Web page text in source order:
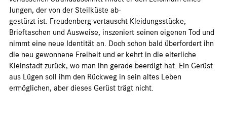
Jungen, der von der Steilküste ab-
gestürzt ist. Freudenberg vertauscht Kleidungsstücke,
Brieftaschen und Ausweise, inszeniert seinen eigenen Tod und
nimmt eine neue Identität an. Doch schon bald überfordert ihn
die neu gewonnene Freiheit und er kehrt in die elterliche
Kleinstadt zurück, wo man ihn gerade beerdigt hat. Ein Gerüst
aus Lügen soll ihm den Rückweg in sein altes Leben
ermöglichen, aber dieses Gerüst trägt nicht.